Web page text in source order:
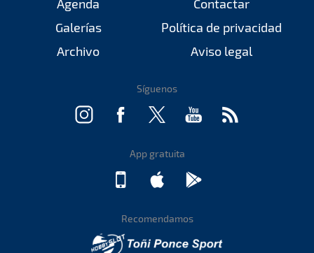
Agenda
Galerías
Archivo
Contactar
Política de privacidad
Aviso legal
Síguenos
App gratuita
Recomendamos